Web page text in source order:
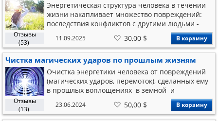
Энергетическая структура человека в течении
жизни накапливает множество повреждений:
последствия конфликтов с другими людьми -
повреждения энергоструктуры; магические
удары, порчи, проклятия. Это портит
самочувствие, снижает эффективность общения
и качество жизни.
Отзывы
(53)
11.09.2025 В
список
желаний
30,00 $ В корзину
Чистка магических ударов по прошлым жизням
Очистка энергетики человека от повреждений
(магических ударов, перемоток), сделанных ему
в прошлых воплощениях в земной и
атлантический период.
Отзывы
(13)
23.06.2024 В
список
желаний
50,00 $ В корзину